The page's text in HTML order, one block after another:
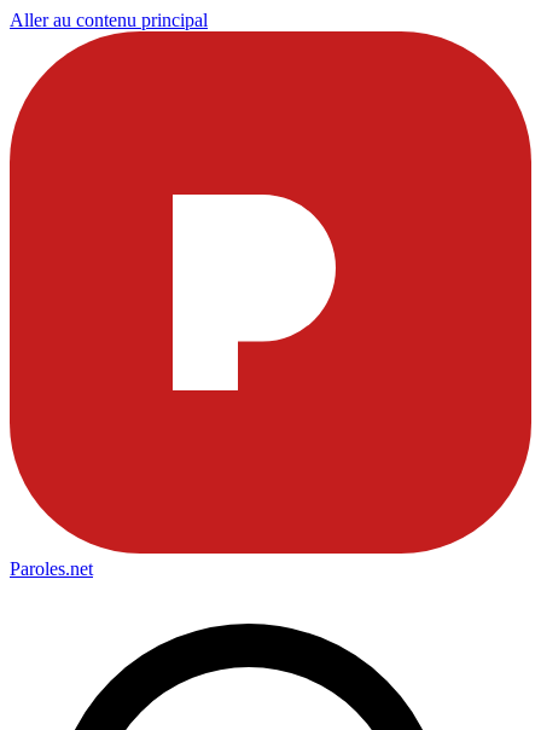
Aller au contenu principal
Paroles.net